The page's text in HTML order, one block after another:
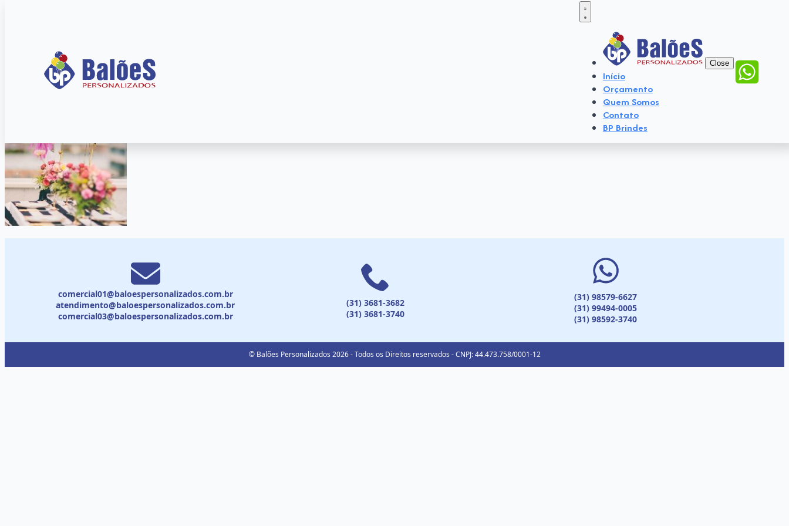
Close
Início
Orçamento
Quem Somos
Contato
BP Brindes
comercial01@baloespersonalizados.com.br
atendimento@baloespersonalizados.com.br
comercial03@baloespersonalizados.com.br
(31) 3681-3682
(31) 3681-3740
(31) 98579-6627
(31) 99494-0005
(31) 98592-3740
© Balões Personalizados 2026 - Todos os Direitos reservados - CNPJ: 44.473.758/0001-12